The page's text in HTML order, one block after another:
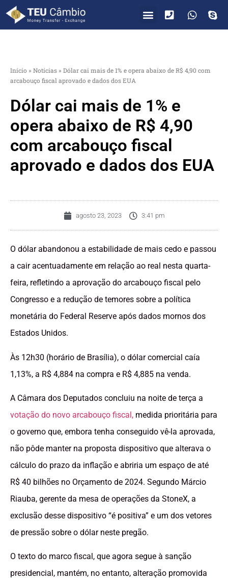
Início » Notícias » Dólar cai mais de 1% e opera abaixo de R$ 4,90 com
arcabouço fiscal aprovado e dados dos EUA
Dólar cai mais de 1% e
opera abaixo de R$ 4,90
com arcabouço fiscal
aprovado e dados dos EUA
agosto 23, 2023 3:41 pm
O dólar abandonou a estabilidade de mais cedo e passou
a cair acentuadamente em relação ao real nesta quarta-
feira, refletindo a aprovação do arcabouço fiscal pelo
Congresso e a redução de temores sobre a política
monetária do Federal Reserve após dados mornos dos
Estados Unidos.
Às 12h30 (horário de Brasília), o dólar comercial caía
1,13%, a R$ 4,884 na compra e R$ 4,885 na venda.
A Câmara dos Deputados concluiu na noite de terça a
votação do novo arcabouço fiscal, medida prioritária para
o governo que, embora tenha conseguido vê-la aprovada,
não pôde manter na proposta dispositivo que alterava o
cálculo do prazo da inflação e abriria um espaço de até
R$ 40 bilhões no Orçamento de 2024. Segundo Márcio
Riauba, gerente da mesa de operações da StoneX, a
exclusão desse dispositivo “é positiva” e um dos vetores
de pressão sobre o dólar neste pregão.
O texto do marco fiscal, que agora segue à sanção
presidencial, mantém, no entanto, alteração promovida